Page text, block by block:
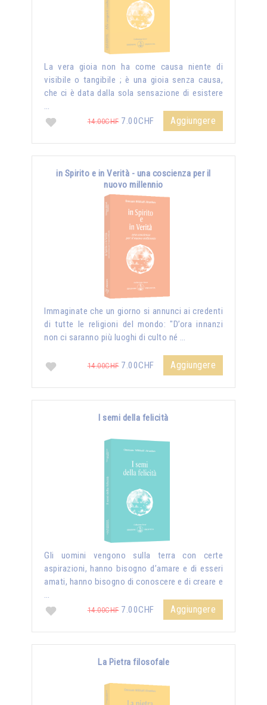
La vera gioia non ha come causa niente di
visibile o tangibile ; è una gioia senza causa,
che ci è data dalla sola sensazione di esistere
…
14.00CHF7.00CHF Aggiungere
in Spirito e in Verità - una coscienza per il
nuovo millennio
Immaginate che un giorno si annunci ai credenti
di tutte le religioni del mondo: "D’ora innanzi
non ci saranno più luoghi di culto né …
14.00CHF7.00CHF Aggiungere
I semi della felicità
Gli uomini vengono sulla terra con certe
aspirazioni, hanno bisogno d’amare e di esseri
amati, hanno bisogno di conoscere e di creare e
…
14.00CHF7.00CHF Aggiungere
La Pietra filosofale